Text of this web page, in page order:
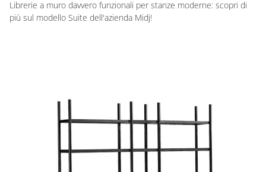
Librerie a muro davvero funzionali per stanze moderne: scopri di
più sul modello Suite dell'azienda Midj!